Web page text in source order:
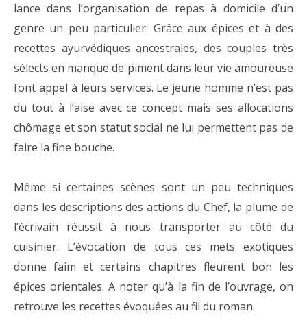
lance dans l’organisation de repas à domicile d’un
genre un peu particulier. Grâce aux épices et à des
recettes ayurvédiques ancestrales, des couples très
sélects en manque de piment dans leur vie amoureuse
font appel à leurs services. Le jeune homme n’est pas
du tout à l’aise avec ce concept mais ses allocations
chômage et son statut social ne lui permettent pas de
faire la fine bouche.
Même si certaines scènes sont un peu techniques
dans les descriptions des actions du Chef, la plume de
l’écrivain réussit à nous transporter au côté du
cuisinier. L’évocation de tous ces mets exotiques
donne faim et certains chapitres fleurent bon les
épices orientales. A noter qu’à la fin de l’ouvrage, on
retrouve les recettes évoquées au fil du roman.